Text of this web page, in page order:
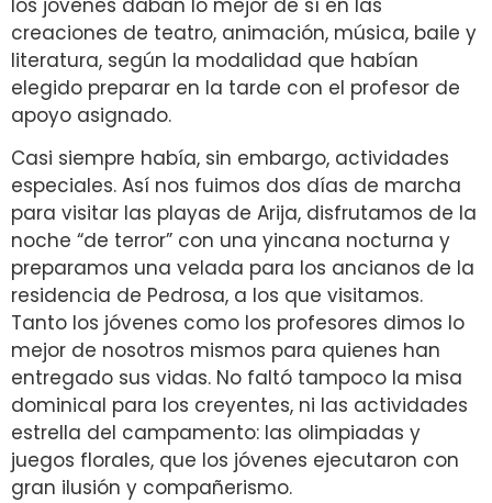
los jóvenes daban lo mejor de sí en las
creaciones de teatro, animación, música, baile y
literatura, según la modalidad que habían
elegido preparar en la tarde con el profesor de
apoyo asignado.
Casi siempre había, sin embargo, actividades
especiales. Así nos fuimos dos días de marcha
para visitar las playas de Arija, disfrutamos de la
noche “de terror” con una yincana nocturna y
preparamos una velada para los ancianos de la
residencia de Pedrosa, a los que visitamos.
Tanto los jóvenes como los profesores dimos lo
mejor de nosotros mismos para quienes han
entregado sus vidas. No faltó tampoco la misa
dominical para los creyentes, ni las actividades
estrella del campamento: las olimpiadas y
juegos florales, que los jóvenes ejecutaron con
gran ilusión y compañerismo.